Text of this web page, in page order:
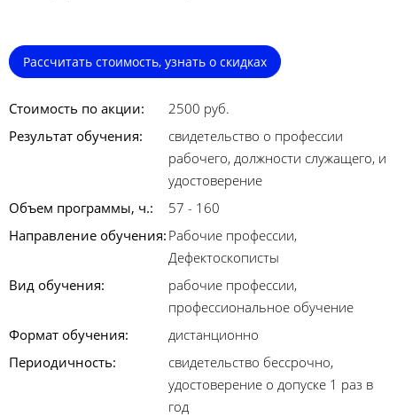
Рассчитать стоимость, узнать о скидках
Стоимость по акции:
2500 руб.
Результат обучения:
свидетельство о профессии
рабочего, должности служащего, и
удостоверение
Объем программы, ч.:
57 - 160
Направление обучения: Рабочие профессии,
Дефектоскописты
Вид обучения:
рабочие профессии,
профессиональное обучение
Формат обучения:
дистанционно
Периодичность:
свидетельство бессрочно,
удостоверение о допуске 1 раз в
год